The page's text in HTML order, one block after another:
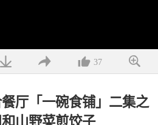
37
厅「一碗食铺」二集之
山野菜煎饺子